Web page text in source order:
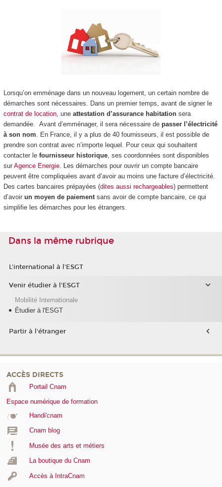
Lorsqu’on emménage dans un nouveau logement, un certain nombre de
démarches sont nécessaires. Dans un premier temps, avant de signer le
contrat de location, une attestation d’assurance habitationsera
demandée. Avant d’emménager, il sera nécessaire de passer l’électricité
à son nom . En France, il y a plus de 40 fournisseurs, il est possible de
prendre son contrat avec n’importe lequel. Pour ceux qui souhaitent
contacter le fournisseur historique, ses coordonnées sont disponibles
sur Agence Energie. Les démarches pour ouvrir un compte bancaire
peuvent être compliquées avant d’avoir au moins une facture d’électricité.
Des cartes bancaires prépayées (dites aussi rechargeables) permettent
d’avoir un moyen de paiementsans avoir de compte bancaire, ce qui
simplifie les démarches pour les étrangers.
Dans la même rubrique
L'international à l'ESGT
Venir étudier à l'ESGT
Mobilité Internationale
Étudier à l'ESGT
Partir à l'étranger
ACCÈS DIRECTS
Portail Cnam
Espace numérique de formation
Handi'cnam
Cnam blog
Musée des arts et métiers
La boutique du Cnam
Accès à IntraCnam